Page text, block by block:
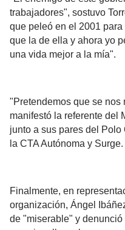
trabajadores", sostuvo
que peleó en el 2001
que la de ella y ahora yo
una vida mejor a la mía".
"Pretendemos que se nos
manifestó la referente del
junto a sus pares del Polo
la CTA Autónoma y Surge.
Finalmente, en
organización, Ángel
de "miserable" y